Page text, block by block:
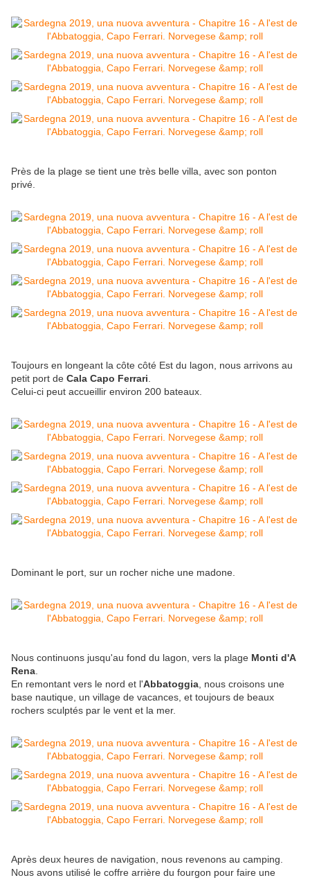
Près de la plage se tient une très belle villa, avec son ponton
privé.
Toujours en longeant la côte côté Est du lagon, nous arrivons au
petit port de Cala Capo Ferrari
Celui-ci peut accueillir environ 200 bateaux.
Dominant le port, sur un rocher niche une madone.
Nous continuons jusqu'au fond du lagon, vers la plage Monti d'A
Rena
En remontant vers le nord et l'Abbatoggia , nous croisons une
base nautique, un village de vacances, et toujours de beaux
rochers sculptés par le vent et la mer.
Après deux heures de navigation, nous revenons au camping.
Nous avons utilisé le coffre arrière du fourgon pour faire une